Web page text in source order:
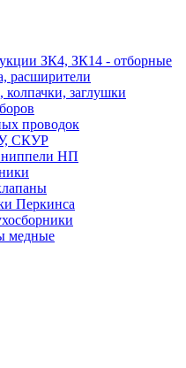
ЗК4, ЗК14 - отборные
расширители
заглушки
проводок
СКУР
НП
Перкинса
медные